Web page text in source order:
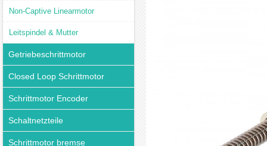
Non-Captive Linearmotor
Leitspindel & Mutter
Getriebeschrittmotor
Closed Loop Schrittmotor
Schrittmotor Encoder
Schaltnetzteile
Schrittmotor bremse